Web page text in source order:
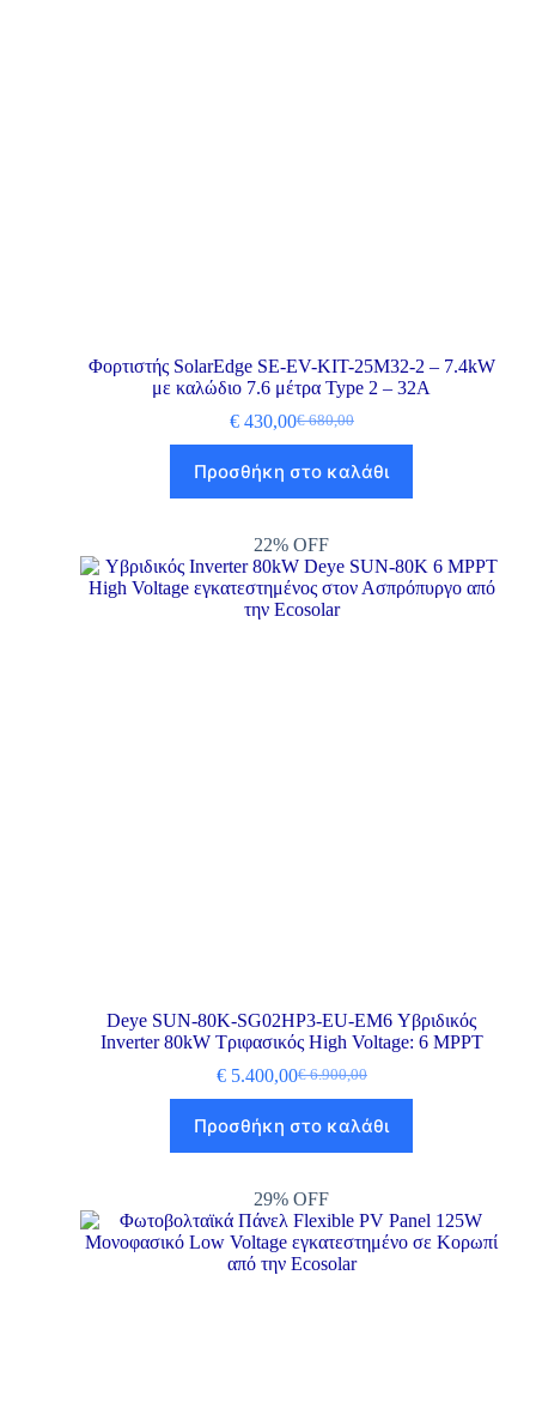
Φορτιστής SolarEdge SE-EV-KIT-25M32-2 – 7.4kW
με καλώδιο 7.6 μέτρα Type 2 – 32A
€680,00
€430,00
Προσθήκη στο καλάθι
22% OFF
Deye SUN-80K-SG02HP3-EU-EM6 Υβριδικός
Inverter 80kW Τριφασικός High Voltage: 6 MPPT
€6.900,00
€5.400,00
Προσθήκη στο καλάθι
29% OFF